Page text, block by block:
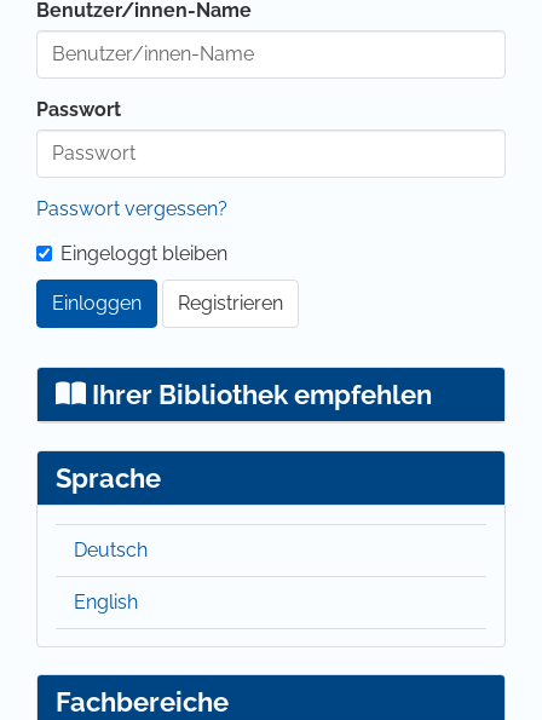
Benutzer/innen-Name
Passwort
Passwort vergessen?
Eingeloggt bleiben
Einloggen Registrieren
Ihrer Bibliothek empfehlen
Sprache
Deutsch
English
Fachbereiche